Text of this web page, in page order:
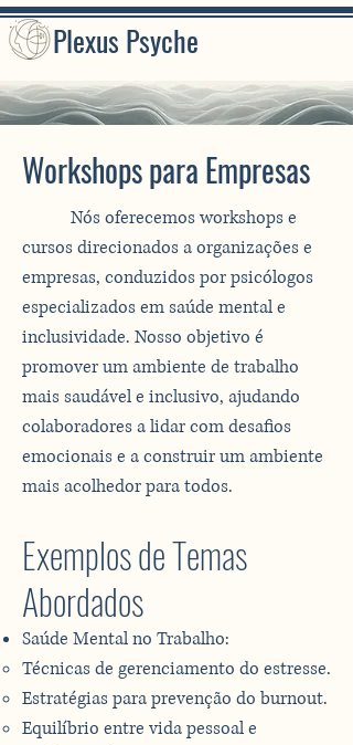
Plexus Psyche
Workshops para Empresas
Nós oferecemos workshops e
cursos direcionados a organizações e
empresas, conduzidos por psicólogos
especializados em saúde mental e
inclusividade. Nosso objetivo é
promover um ambiente de trabalho
mais saudável e inclusivo, ajudando
colaboradores a lidar com desafios
emocionais e a construir um ambiente
mais acolhedor para todos.​​
Exemplos de Temas
Abordados
Saúde Mental no Trabalho:
Técnicas de gerenciamento do estresse.
Estratégias para prevenção do burnout.
Equilíbrio entre vida pessoal e